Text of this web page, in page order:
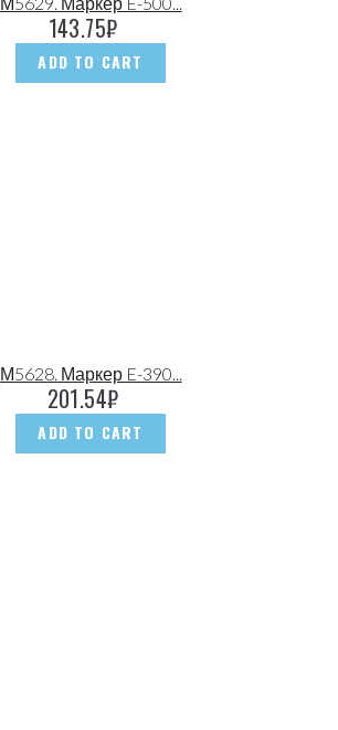
143.75₽
ADD TO CART
М5628. Маркер E-390...
201.54₽
ADD TO CART